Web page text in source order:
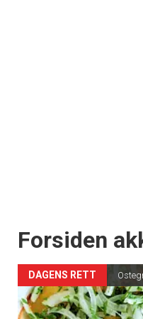
Forsiden
DAGENS RETT